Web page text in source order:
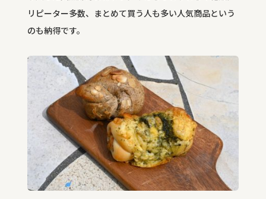
リピーター多数、まとめて買う人も多い人気商品という
のも納得です。